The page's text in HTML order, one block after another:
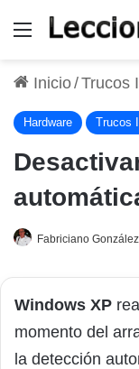
Menú
Inicio/Trucos
Hardware Trucos
Fabriciano González
Windows XP
momento del
la detección